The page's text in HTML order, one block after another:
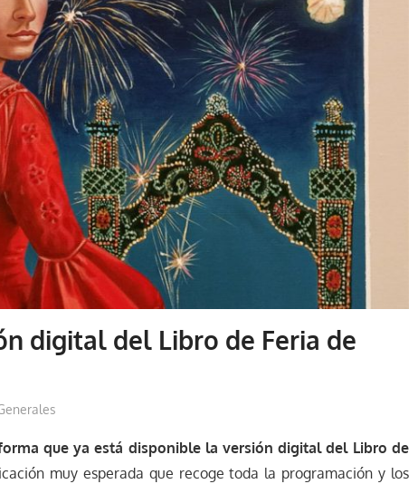
digital del Libro de Feria de
que ya está disponible la versión digital del Libro de
muy esperada que recoge toda la programación y los